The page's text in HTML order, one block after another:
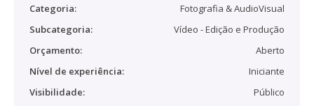
Categoria:
Fotografia & AudioVisual
Subcategoria:
Vídeo - Edição e Produção
Orçamento:
Aberto
Nível de experiência:
Iniciante
Visibilidade:
Público